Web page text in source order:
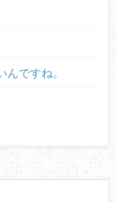
ですね。